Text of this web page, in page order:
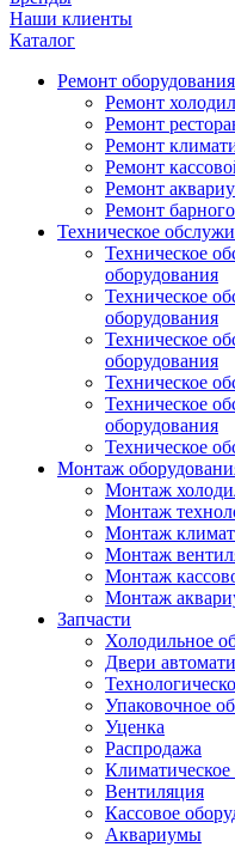
Наши клиенты
Каталог
Ремонт оборудования
Ремонт
Ремонт
Ремонт
Ремонт
Ремонт
Ремонт
Техническое
Техническое
оборудования
Техническое
оборудования
Техническое
оборудования
Техническое
Техническое
оборудования
Техническое
Монтаж
Монтаж
Монтаж
Монтаж
Монтаж
Монтаж
Монтаж
Запчасти
Холодильное
Двери
Упаковочное
Уценка
Распродажа
Климатическое
Вентиляция
Кассовое
Аквариумы